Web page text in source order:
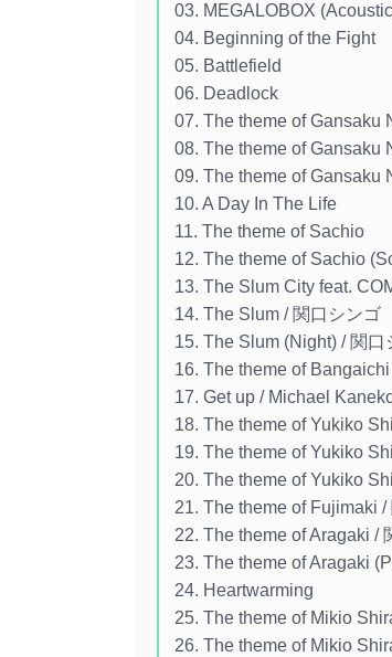
03. MEGALOBOX
04. Beginning of the Fight
05. Battlefield
06. Deadlock
07. The theme of Gansaku
08. The theme of Gansaku
09. The theme of Gansaku
10. A Day In The Life
11. The theme of Sachio
12. The theme of Sachio
13. The Slum City feat.
14. The Slum / 関口シンゴ
15. The Slum (Night) / 関口
16. The theme of
17. Get up / Michael
18. The theme of Yukiko
19. The theme of Yukiko
20. The theme of Yukiko
21. The theme of Fujimaki
22. The theme of Aragaki /
23. The theme of Aragaki
24. Heartwarming
25. The theme of Mikio
26. The theme of Mikio